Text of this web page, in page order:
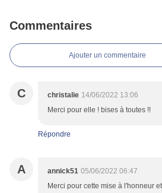
Commentaires
Ajouter un commentaire
C christalie 14/06/2022 13:06
Merci pour elle ! bises à toutes !!
Répondre
A annick51 05/06/2022 06:47
Merci pour cette mise à l'honneur